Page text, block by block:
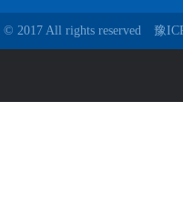
2017 All rights reserved 豫